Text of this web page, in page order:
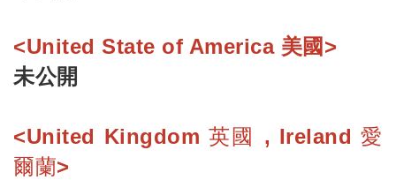
<United State of America 美國>
未公開
<United Kingdom 英國 , Ireland 愛
爾蘭>